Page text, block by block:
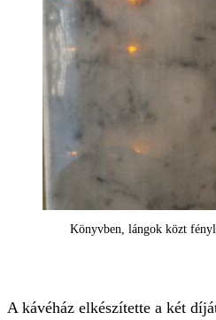
Könyvben, lángok közt
A kávéház elkészítette a két